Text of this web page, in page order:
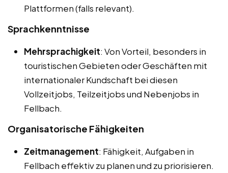
Plattformen (falls relevant).
Sprachkenntnisse
Mehrsprachigkeit: Von Vorteil, besonders in
touristischen Gebieten oder Geschäften mit
internationaler Kundschaft bei diesen
Vollzeitjobs, Teilzeitjobs und Nebenjobs in
Fellbach.
Organisatorische Fähigkeiten
Zeitmanagement: Fähigkeit, Aufgaben in
Fellbach effektiv zu planen und zu priorisieren.